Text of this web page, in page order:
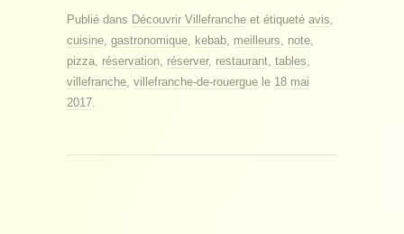
Publié dans Découvrir Villefranche et étiqueté avis,
cuisine, gastronomique, kebab, meilleurs, note,
pizza, réservation, réserver, restaurant, tables,
villefranche, villefranche-de-rouergue le 18 mai
2017.